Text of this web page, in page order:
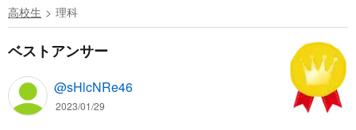
高校生
理科
ベストアンサー
@sHlcNRe46
2023/01/29